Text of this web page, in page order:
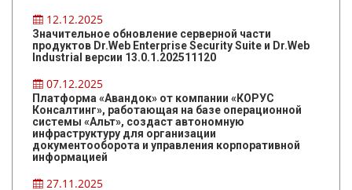
12.12.2025
Значительное обновление серверной части
продуктов Dr.Web Enterprise Security Suite и Dr.Web
Industrial версии 13.0.1.202511120
07.12.2025
Платформа «Авандок» от компании «КОРУС
Консалтинг», работающая на базе операционной
системы «Альт», создаст автономную
инфраструктуру для организации
документооборота и управления корпоративной
информацией
27.11.2025